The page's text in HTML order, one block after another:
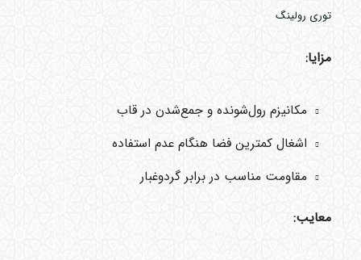
توری رولینگ
مزایا:
مکانیزم رول‌شونده و جمع‌شدن در قاب
اشغال کمترین فضا هنگام عدم استفاده
مقاومت مناسب در برابر گردوغبار
معایب: